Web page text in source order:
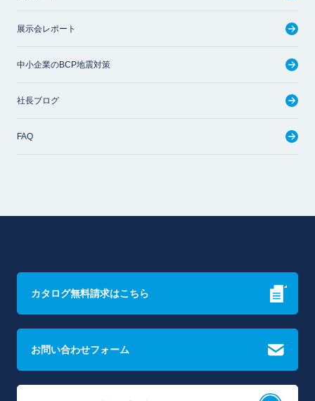
展示会レポート
中小企業のBCP地震対策
社長ブログ
FAQ
カタログ無料請求はこちら
お問い合わせフォーム